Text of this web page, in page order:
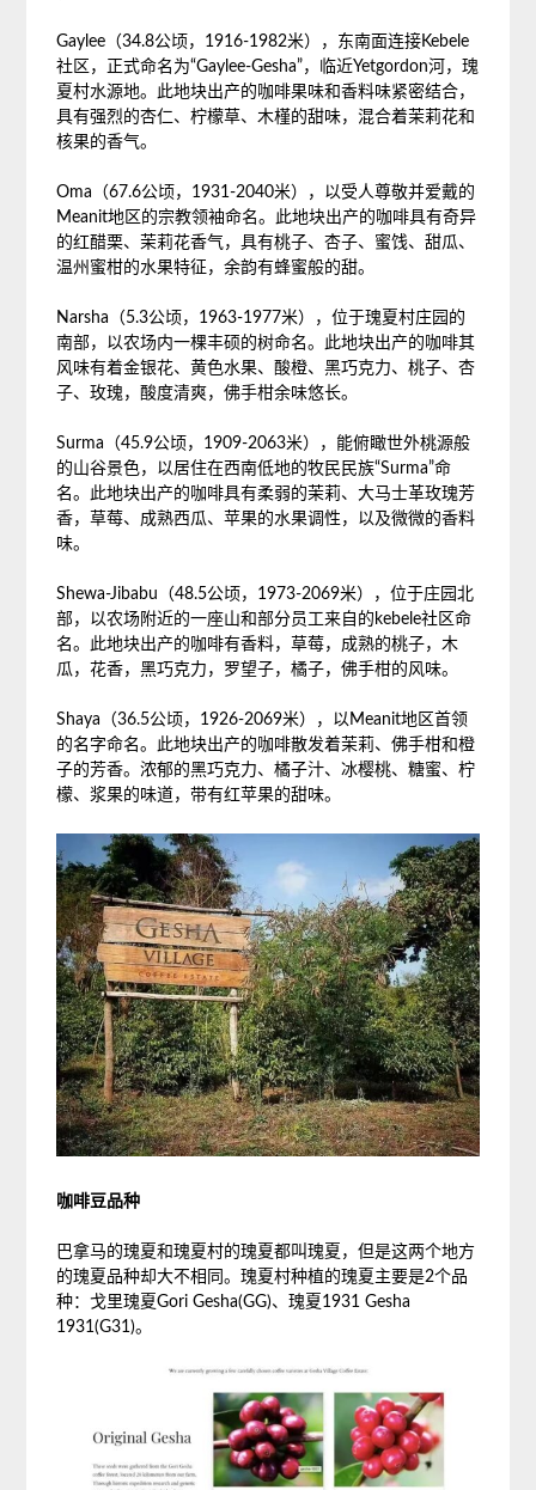
Gaylee（34.8公顷，1916-1982米），东南面连接Kebele
社区，正式命名为“Gaylee-Gesha”，临近Yetgordon河，瑰
夏村水源地。此地块出产的咖啡果味和香料味紧密结合，
具有强烈的杏仁、柠檬草、木槿的甜味，混合着茉莉花和
核果的香气。
Oma（67.6公顷，1931-2040米），以受人尊敬并爱戴的
Meanit地区的宗教领袖命名。此地块出产的咖啡具有奇异
的红醋栗、茉莉花香气，具有桃子、杏子、蜜饯、甜瓜、
温州蜜柑的水果特征，余韵有蜂蜜般的甜。
Narsha（5.3公顷，1963-1977米），位于瑰夏村庄园的
南部，以农场内一棵丰硕的树命名。此地块出产的咖啡其
风味有着金银花、黄色水果、酸橙、黑巧克力、桃子、杏
子、玫瑰，酸度清爽，佛手柑余味悠长。
Surma（45.9公顷，1909-2063米），能俯瞰世外桃源般
的山谷景色，以居住在西南低地的牧民民族“Surma”命
名。此地块出产的咖啡具有柔弱的茉莉、大马士革玫瑰芳
香，草莓、成熟西瓜、苹果的水果调性，以及微微的香料
味。
Shewa-Jibabu（48.5公顷，1973-2069米），位于庄园北
部，以农场附近的一座山和部分员工来自的kebele社区命
名。此地块出产的咖啡有香料，草莓，成熟的桃子，木
瓜，花香，黑巧克力，罗望子，橘子，佛手柑的风味。
Shaya（36.5公顷，1926-2069米），以Meanit地区首领
的名字命名。此地块出产的咖啡散发着茉莉、佛手柑和橙
子的芳香。浓郁的黑巧克力、橘子汁、冰樱桃、糖蜜、柠
檬、浆果的味道，带有红苹果的甜味。
咖啡豆品种
巴拿马的瑰夏和瑰夏村的瑰夏都叫瑰夏，但是这两个地方
的瑰夏品种却大不相同。瑰夏村种植的瑰夏主要是2个品
种：戈里瑰夏Gori Gesha(GG)、瑰夏1931 Gesha
1931(G31)。